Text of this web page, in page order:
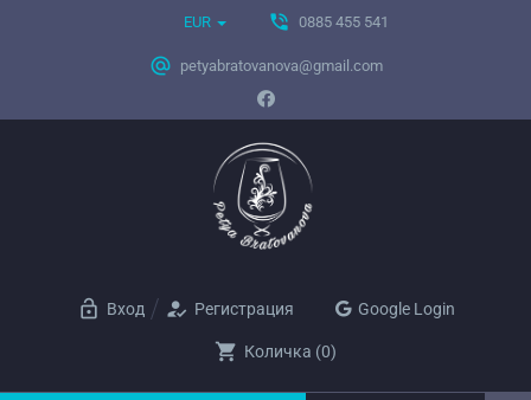
EUR phone_in_talk 0885 455 541
alternate_email petyabratovanova@gmail.com
lock_open Вход how_to_reg Регистрация Google Login
shopping_cart Количка (0)